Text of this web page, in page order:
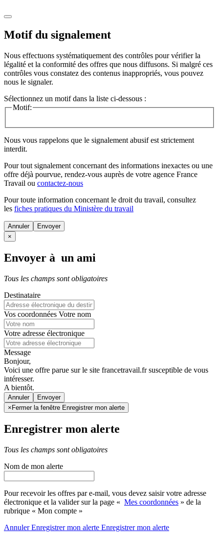
Motif du signalement
Nous effectuons systématiquement des contrôles pour vérifier la
légalité et la conformité des offres que nous diffusons. Si malgré ces
contrôles vous constatez des contenus inappropriés, vous pouvez
nous le signaler.
Sélectionnez un motif dans la liste ci-dessous :
Motif:
Nous vous rappelons que le signalement abusif est strictement
interdit.
Pour tout signalement concernant des informations inexactes ou une
offre déjà pourvue, rendez-vous auprès de votre agence France
Travail ou contactez-nous
Pour toute information concernant le droit du travail, consultez
les fiches pratiques du Ministère du travail
Annuler
×
Envoyer à un ami
Tous les champs sont obligatoires
Destinataire
Vos coordonnées Votre nom
Votre adresse électronique
Message
Bonjour,
Voici une offre parue sur le site francetravail.fr susceptible de vous
intéresser.
A bientôt.
Annuler
× Fermer la fenêtre Enregistrer mon alerte
Enregistrer mon alerte
Tous les champs sont obligatoires
Nom de mon alerte
Pour recevoir les offres par e-mail, vous devez saisir votre adresse
électronique et la valider sur la page « Mes coordonnées » de la
rubrique « Mon compte »
AnnulerEnregistrer mon alerte Enregistrermon alerte